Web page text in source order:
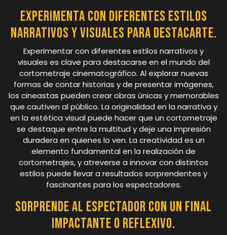
Experimenta con diferentes estilos
narrativos y visuales para destacarte.
Experimentar con diferentes estilos narrativos y
visuales es clave para destacarse en el mundo del
cortometraje cinematográfico. Al explorar nuevas
formas de contar historias y de presentar imágenes,
los cineastas pueden crear obras únicas y memorables
que cautiven al público. La originalidad en la narrativa y
en la estética visual puede hacer que un cortometraje
se destaque entre la multitud y deje una impresión
duradera en quienes lo ven. La creatividad es un
elemento fundamental en la realización de
cortometrajes, y atreverse a innovar con distintos
estilos puede llevar a resultados sorprendentes y
fascinantes para los espectadores.
Sorprende al espectador con un final
impactante o reflexivo.